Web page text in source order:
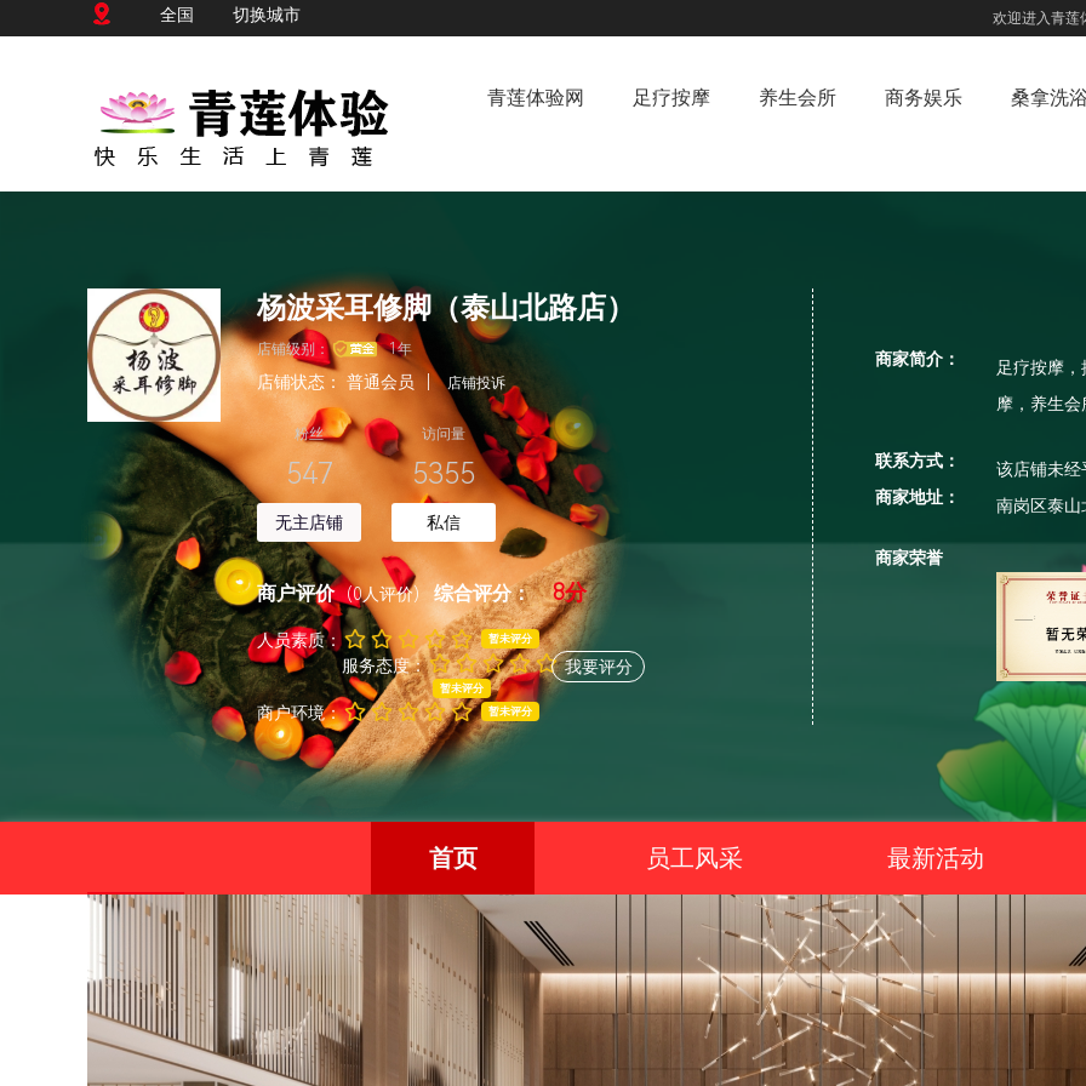
全国 切换城市 欢迎进入青莲
青莲体验网 足疗按摩 养生会所 商务娱乐 桑拿洗
杨波采耳修脚（泰山北路店）
店铺级别： 1年
店铺状态： 普通会员 店铺投诉
粉丝
547
无主店铺
访问量
5355
私信
商户评价 (0人评价) 综合评分： 8分
人员素质： 暂未评分
服务态度：
暂未评分
商户环境： 暂未评分
我要评分
商家简介：
足疗按摩
摩，养生
联系方式：
该店铺未经
商家地址：
南岗区泰山
商家荣誉
首页 员工风采 最新活动